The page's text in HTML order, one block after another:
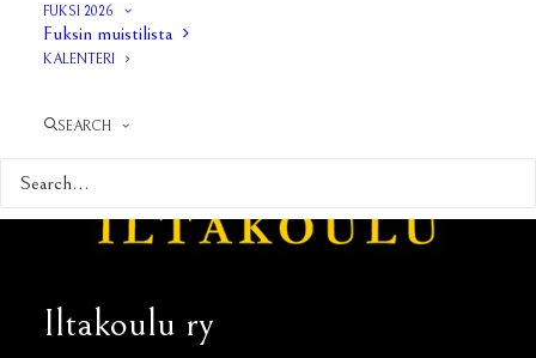
FUKSI 2026
Fuksin muistilista
KALENTERI
SEARCH
Iltakoulu ry